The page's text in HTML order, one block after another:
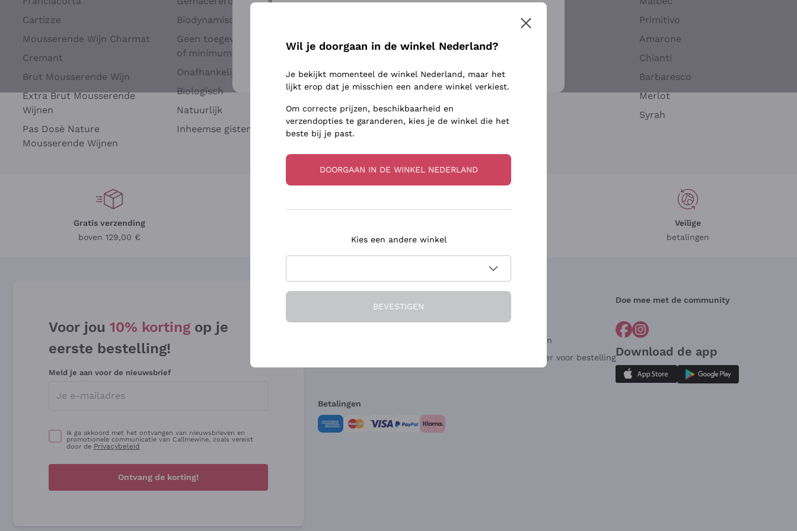
Cartizze
Mousserende Wijn Charmat
Cremant
Brut Mousserende Wijn
Extra Brut Mousserende
Wijnen
Pas Dosè Nature
Mousserende Wijnen
Biodynamisch
Geen toegevoegde sulfieten
of minimum
Onafhankelijke Wijnbouwers
Biologisch
Natuurlijk
Inheemse gisten
Argiolas
Ca' dei Frati
Chardonnay
Sauvignon
Primitivo
Amarone
Chianti
Barbaresco
Merlot
Syrah
Gratis verzending
boven 129,00 €
Veilige
betalingen
Voor jou 10% korting op je
eerste bestelling!
Meld je aan voor de nieuwsbrief
Ik ga akkoord met het ontvangen van nieuwsbrieven en
promotionele communicatie van Callmewine, zoals vereist
door de Privacybeleid
Ontvang de korting!
Over ons
Klantenservice
Verkoopvoorwaarden
Herroepingsformulier voor bestelling
Doe mee met de community
Download de app
Betalingen
Voor meer informatie, lees onzePrivacybeleid
Wil je doorgaan in de winkel Nederland?
Je bekijkt momenteel de winkel Nederland, maar het
lijkt erop dat je misschien een andere winkel verkiest.
Om correcte prijzen, beschikbaarheid en
verzendopties te garanderen, kies je de winkel die het
beste bij je past.
DOORGAAN IN DE WINKEL NEDERLAND
Kies een andere winkel
BEVESTIGEN